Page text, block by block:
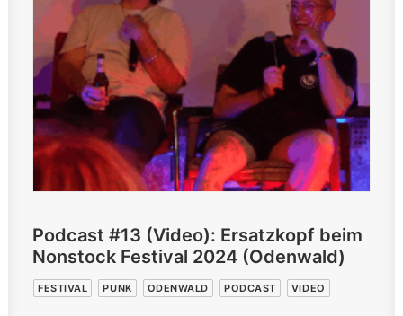
Podcast #13 (Video): Ersatzkopf beim
Nonstock Festival 2024 (Odenwald)
FESTIVAL PUNK ODENWALD PODCAST VIDEO